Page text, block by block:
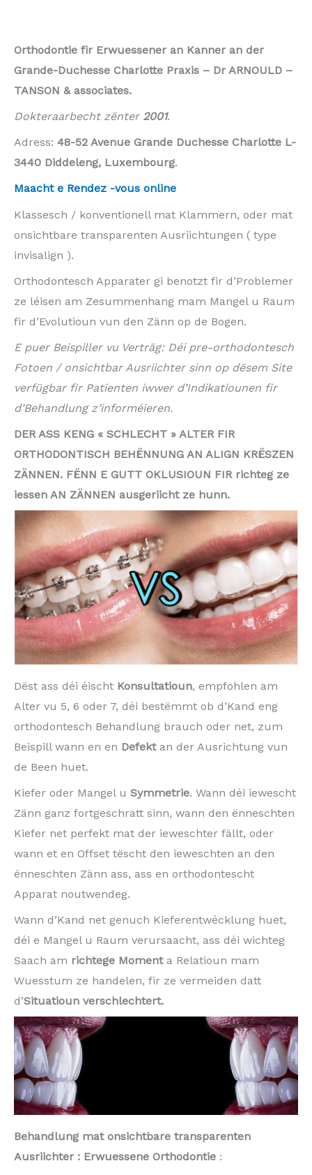
Orthodontie fir Erwuessener an Kanner an der
Grande-Duchesse Charlotte Praxis – Dr ARNOULD –
TANSON & associates.
Dokteraarbecht zënter 2001.
Adress: 48-52 Avenue Grande Duchesse Charlotte L-
3440 Diddeleng, Luxembourg.
Maacht e Rendez -vous online
Klassesch / konventionell mat Klammern, oder mat
onsichtbare transparenten Ausriichtungen ( type
invisalign ).
Orthodontesch Apparater gi benotzt fir d’Problemer
ze léisen am Zesummenhang mam Mangel u Raum
fir d’Evolutioun vun den Zänn op de Bogen.
E puer Beispiller vu Verträg: Déi pre-orthodontesch
Fotoen / onsichtbar Ausriichter sinn op dësem Site
verfügbar fir Patienten iwwer d’Indikatiounen fir
d’Behandlung z’informéieren.
DER ASS KENG « SCHLECHT » ALTER FIR
ORTHODONTISCH BEHËNNUNG AN ALIGN KRËSZEN
ZÄNNEN. FËNN E GUTT OKLUSIOUN FIR richteg ze
iessen AN ZÄNNEN ausgeriicht ze hunn.
Dëst ass déi éischt Konsultatioun, empfohlen am
Alter vu 5, 6 oder 7, déi bestëmmt ob d’Kand eng
orthodontesch Behandlung brauch oder net, zum
Beispill wann en en Defektan der Ausrichtung vun
de Been huet.
Kiefer oder Mangel u Symmetrie. Wann déi iewescht
Zänn ganz fortgeschratt sinn, wann den ënneschten
Kiefer net perfekt mat der ieweschter fällt, oder
wann et en Offset tëscht den ieweschten an den
ënneschten Zänn ass, ass en orthodontescht
Apparat noutwendeg.
Wann d’Kand net genuch Kieferentwécklung huet,
déi e Mangel u Raum verursaacht, ass déi wichteg
Saach am richtege Momenta Relatioun mam
Wuesstum ze handelen, fir ze vermeiden datt
d’Situatioun verschlechtert.
Behandlung mat onsichtbare transparenten
Ausriichter : Erwuessene Orthodontie :